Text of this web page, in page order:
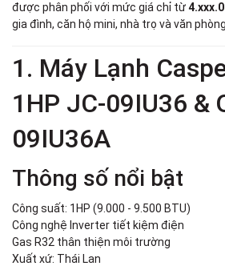
được phân phối với mức giá chỉ từ
gia đình, căn hộ mini, nhà trọ và văn
1. Máy Lạnh
1HP JC-09IU36 &
09IU36A
Thông số nổi bật
Công suất: 1HP (9.000 - 9.500 BTU)
Công nghệ Inverter tiết kiệm điện
Gas R32 thân thiện môi trường
Xuất xứ: Thái Lan